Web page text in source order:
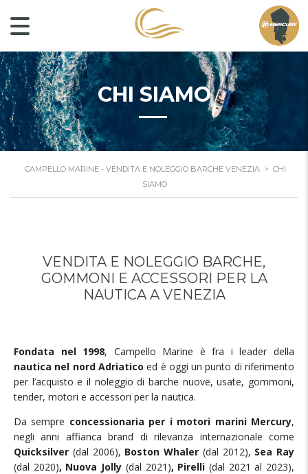
CHI SIAMO
CAMPELLO MARINE - VENDITA E NOLEGGIO BARCHE VENEZIA > CHI
SIAMO
VENDITA E NOLEGGIO BARCHE,
GOMMONI E ACCESSORI PER LA
NAUTICA A VENEZIA
Fondata nel 1998, Campello Marine è fra i leader della
nautica nel nord Adriatico ed è oggi un punto di riferimento
per l’acquisto e il noleggio di barche nuove, usate, gommoni,
tender, motori e accessori per la nautica.
Da sempre concessionaria per i motori marini Mercury,
negli anni affianca brand di rilevanza internazionale come
Quicksilver (dal 2006), Boston Whaler (dal 2012), Sea Ray
(dal 2020), Nuova Jolly (dal 2021), Pirelli (dal 2021 al 2023),